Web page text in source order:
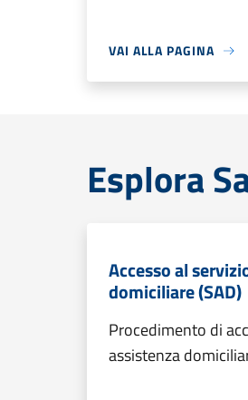
VAI ALLA PAGINA
Esplora
Accesso al
domiciliare (SAD)
Procedimento di
assistenza